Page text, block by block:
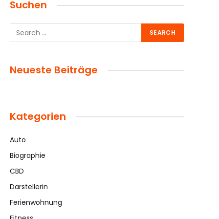
Suchen
Neueste Beiträge
Kategorien
Auto
Biographie
CBD
Darstellerin
Ferienwohnung